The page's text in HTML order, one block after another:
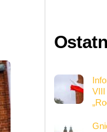
VIII